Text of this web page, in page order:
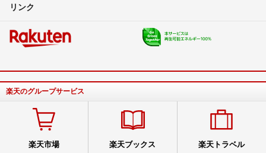
リンク
楽天のグループサービス
楽天市場 楽天ブックス 楽天トラベル